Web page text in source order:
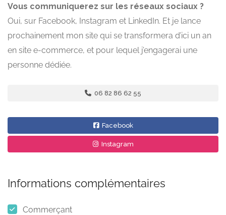
Vous communiquerez sur les réseaux sociaux ?
Oui, sur Facebook, Instagram et LinkedIn. Et je lance
prochainement mon site qui se transformera d’ici un an
en site e-commerce, et pour lequel j’engagerai une
personne dédiée.
06 82 86 62 55
Facebook
Instagram
Informations complémentaires
Commerçant